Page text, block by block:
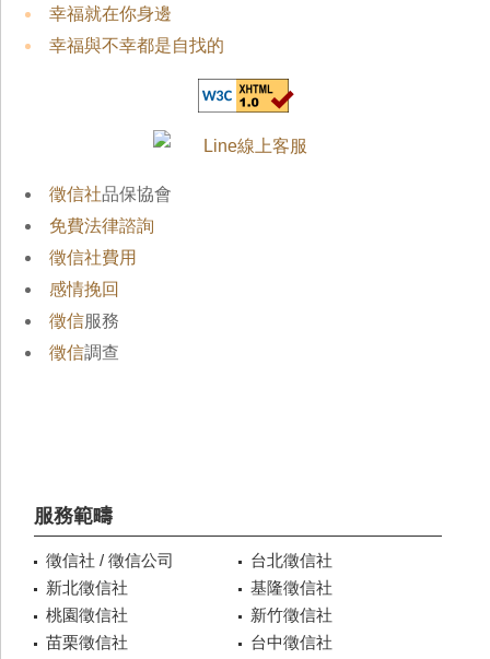
幸福就在你身邊
幸福與不幸都是自找的
徵信社品保協會
免費法律諮詢
徵信社費用
感情挽回
徵信服務
徵信調查
服務範疇
徵信社 / 徵信公司
台北徵信社
新北徵信社
基隆徵信社
桃園徵信社
新竹徵信社
苗栗徵信社
台中徵信社